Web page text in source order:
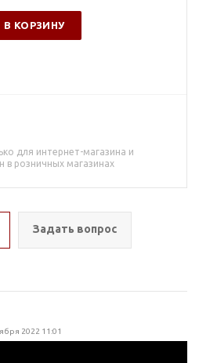
В КОРЗИНУ
для интернет-магазина и
в розничных магазинах
Задать вопрос
2022 11:01